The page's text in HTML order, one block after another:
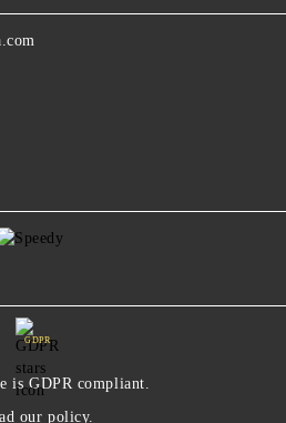
GDPR
is GDPR compliant.
our policy.